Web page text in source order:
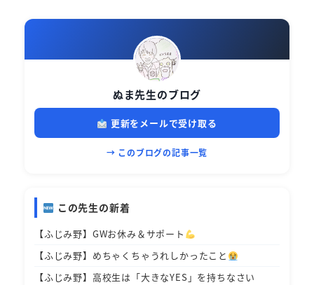
ぬま先生のブログ
更新をメールで受け取る
→ このブログの記事一覧
この先生の新着
【ふじみ野】GWお休み＆サポート
【ふじみ野】めちゃくちゃうれしかったこと
【ふじみ野】高校生は「大きなYES」を持ちなさい